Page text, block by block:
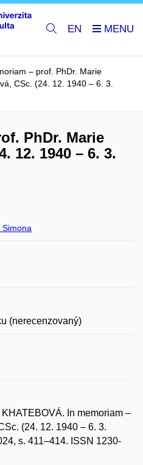
EN
– prof. PhDr. Marie
CSc. (24. 12. 1940 – 6. 3.
PhDr. Marie
12. 1940 – 6. 3.
Simona
(nerecenzovaný)
In memoriam –
(24. 12. 1940 – 6. 3.
s. 411–414. ISSN 1230-